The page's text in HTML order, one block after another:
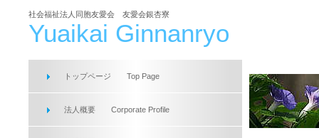
社会福祉法人同胞友愛会 友愛会銀杏寮
Yuaikai Ginnanryo
トップページ Top Page
法人概要 Corporate Profile